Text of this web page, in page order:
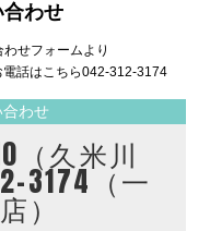
合わせ
せフォームより
話はこちら042-312-3174
合わせ
（久米川
3174（一
）